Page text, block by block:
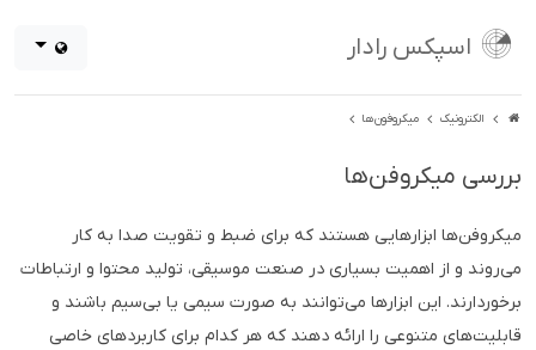
اسپکس رادار
الکترونیک میکروفون‌ها
بررسی میکروفن‌ها
میکروفن‌ها ابزارهایی هستند که برای ضبط و تقویت صدا به کار
می‌روند و از اهمیت بسیاری در صنعت موسیقی، تولید محتوا و ارتباطات
برخوردارند. این ابزارها می‌توانند به صورت سیمی یا بی‌سیم باشند و
قابلیت‌های متنوعی را ارائه دهند که هر کدام برای کاربردهای خاصی